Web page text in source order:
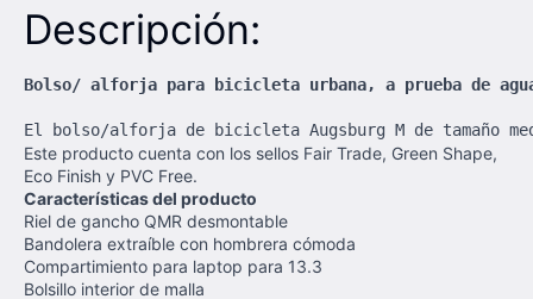
Descripción:
Bolso/ alforja para bicicleta urbana, a prueba de
El bolso/alforja de bicicleta Augsburg M de tamaño
Este producto cuenta con los sellos Fair Trade, Green Shape,
Eco Finish y PVC Free.
Características del producto
Riel de gancho QMR desmontable
Bandolera extraíble con hombrera cómoda
Compartimiento para laptop para 13.3
Bolsillo interior de malla